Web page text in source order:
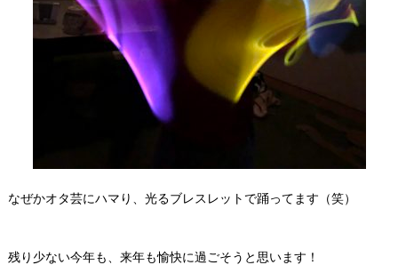
なぜかオタ芸にハマり、光るブレスレットで踊ってます（笑）
残り少ない今年も、来年も愉快に過ごそうと思います！